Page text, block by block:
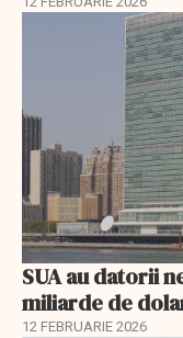
SUA au datorii
miliarde de
12 FEBRUARIE 2026